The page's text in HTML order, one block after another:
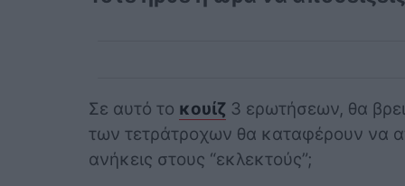
Σε αυτό το κουίζ3 ερωτήσεων, θα
των τετράτροχων θα καταφέρουν να
ανήκεις στους “εκλεκτούς”;